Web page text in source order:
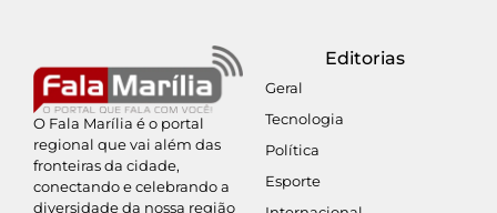
O Fala Marília é o portal
regional que vai além das
fronteiras da cidade,
conectando e celebrando a
diversidade da nossa região
Editorias
Geral
Tecnologia
Política
Esporte